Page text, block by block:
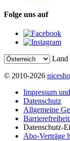
Folge uns auf
Land
© 2010-2026
Impressum
Datenschutz
Allgemeine
Datenschutz-
Abo-Verträge